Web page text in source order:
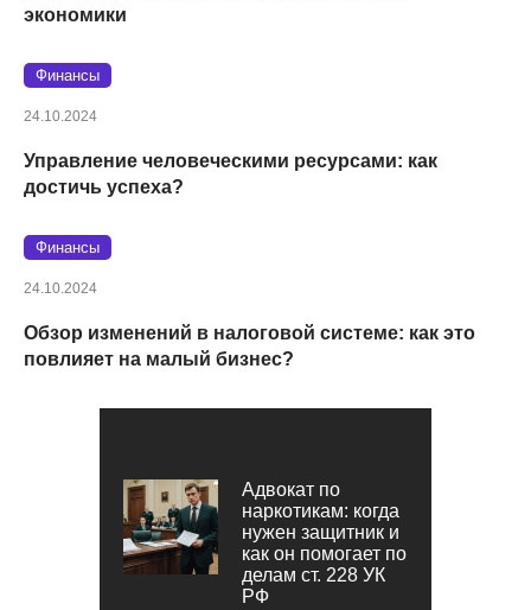
экономики
Финансы
24.10.2024
Управление человеческими ресурсами: как
достичь успеха?
Финансы
24.10.2024
Обзор изменений в налоговой системе: как это
повлияет на малый бизнес?
Адвокат по
наркотикам: когда
нужен защитник и
как он помогает по
делам ст. 228 УК
РФ